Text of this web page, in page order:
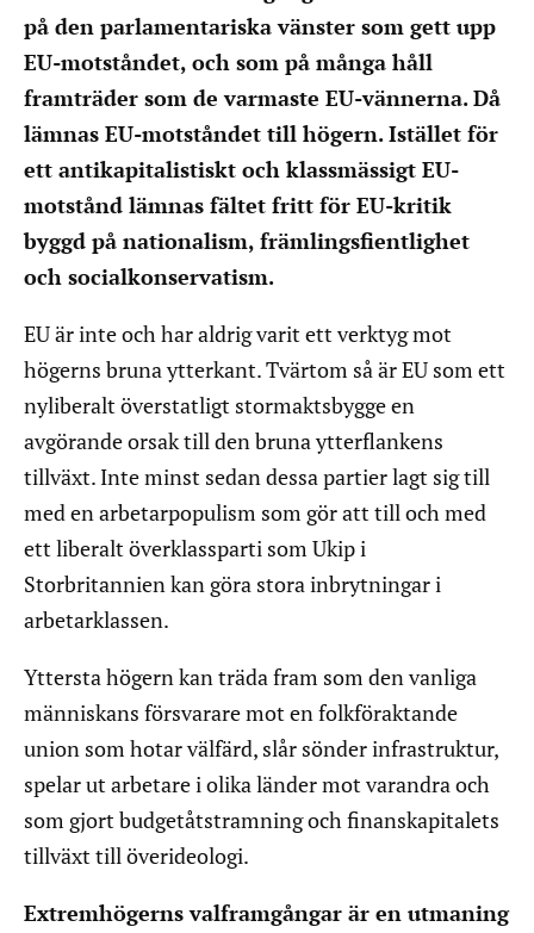
på den parlamentariska vänster som gett upp
EU-motståndet, och som på många håll
framträder som de varmaste EU-vännerna. Då
lämnas EU-motståndet till högern. Istället för
ett antikapitalistiskt och klassmässigt EU-
motstånd lämnas fältet fritt för EU-kritik
byggd på nationalism, främlingsfientlighet
och socialkonservatism.
EU är inte och har aldrig varit ett verktyg mot
högerns bruna ytterkant. Tvärtom så är EU som ett
nyliberalt överstatligt stormaktsbygge en
avgörande orsak till den bruna ytterflankens
tillväxt. Inte minst sedan dessa partier lagt sig till
med en arbetarpopulism som gör att till och med
ett liberalt överklassparti som Ukip i
Storbritannien kan göra stora inbrytningar i
arbetarklassen.
Yttersta högern kan träda fram som den vanliga
människans försvarare mot en folkföraktande
union som hotar välfärd, slår sönder infrastruktur,
spelar ut arbetare i olika länder mot varandra och
som gjort budgetåtstramning och finanskapitalets
tillväxt till överideologi.
Extremhögerns valframgångar är en utmaning